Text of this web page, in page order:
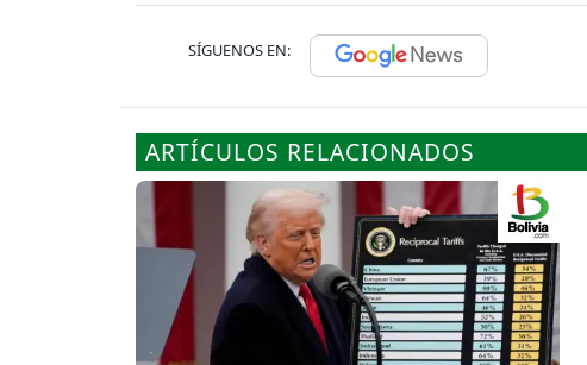
SÍGUENOS EN:
ARTÍCULOS RELACIONADOS